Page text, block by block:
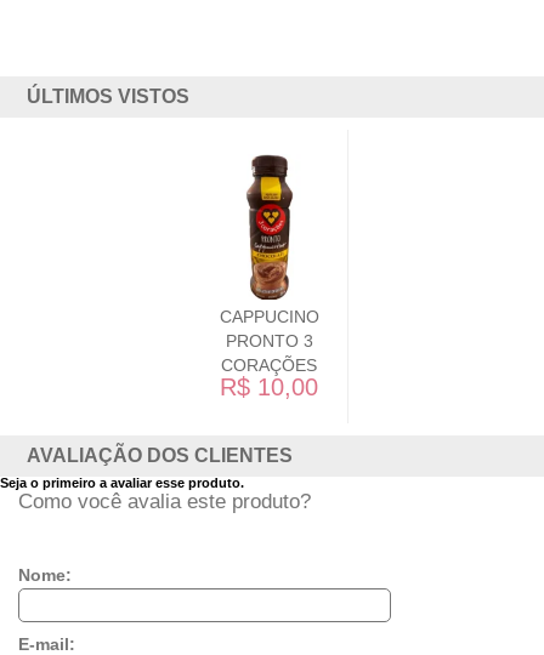
ÚLTIMOS VISTOS
CAPPUCINO
PRONTO 3
CORAÇÕES
R$ 10,00
AVALIAÇÃO DOS CLIENTES
Seja o primeiro a avaliar esse produto.
Como você avalia este produto?
Nome:
E-mail: